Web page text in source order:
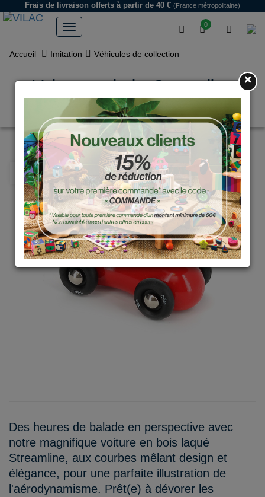
0
Frais de livraison offerts à partir de 40 € (France métropolitaine)
Accueil Imitation Véhicules de collection
Voiture en bois, Streamline
vintage - Petit modèle rouge
Des heures de balade en perspective avec
notre magnifique voiture en bois laqué
Streamline, aux courbes mêlant design et
élégance, pour une parfaite illustration de
l'aérodynamisme. Prêt(e) à dévorer les
×